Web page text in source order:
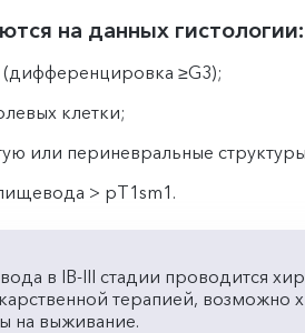
на данных гистологии:
≥G3);
клетки;
или периневральные
> pT1sm1.
в IB-III стадии проводится
терапией,
на выживание.